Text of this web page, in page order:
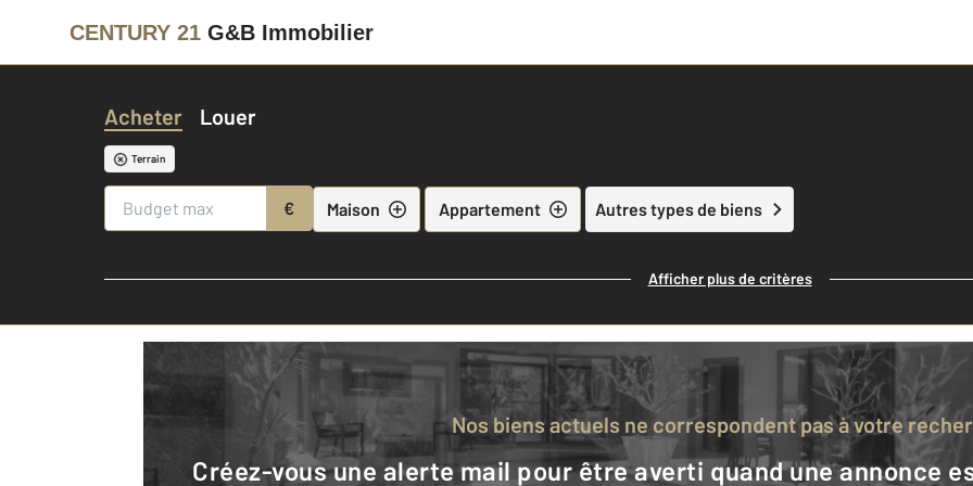
CENTURY 21 G&B Immobilier
Acheter Louer
Terrain
€ Maison Appartement Autres types de biens
Afficher plus de critères
Nos biens actuels ne correspondent pas à votre
Créez-vous une alerte mail pour être averti quand une annonce est en ligne et consultez la